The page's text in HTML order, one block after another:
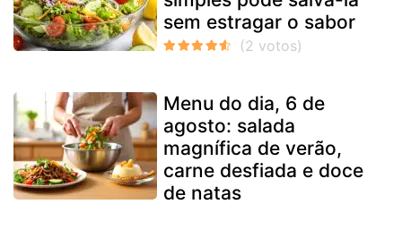
sem estragar o sabor
Menu do dia, 6 de
agosto: salada
magnífica de verão,
carne desfiada e doce
de natas